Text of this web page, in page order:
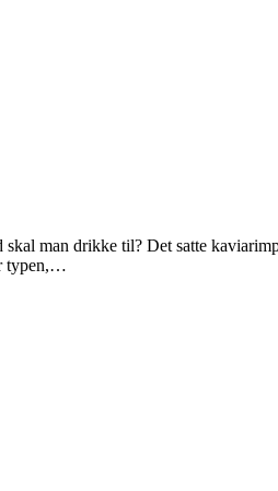
man drikke til? Det satte
typen,…